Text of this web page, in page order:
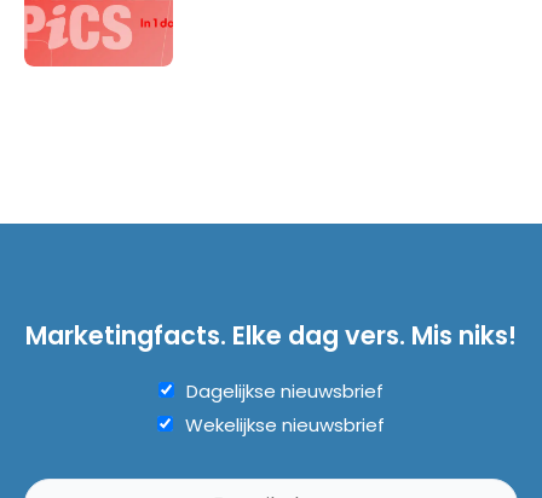
Marketingfacts. Elke dag vers. Mis niks!
Dagelijkse nieuwsbrief
Wekelijkse nieuwsbrief